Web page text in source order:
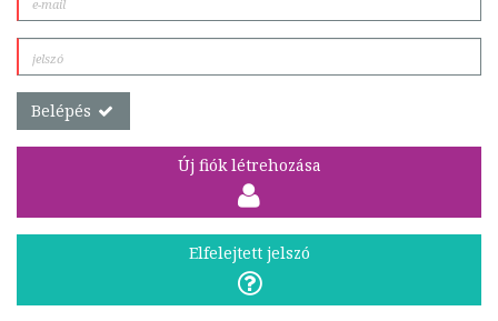
Belépés
Új fiók létrehozása
Elfelejtett jelszó